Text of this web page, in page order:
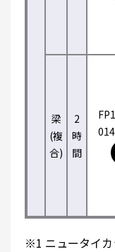
梁
(複
合)
2
時
間
※1 ニュータイ